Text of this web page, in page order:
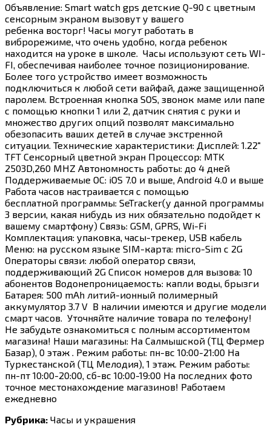
Объявление: Smart watch gps детские Q-90 с цветным
сенсорным экраном вызовут у вашего
ребенка восторг! Часы могут работать в
виброрежиме, что очень удобно, когда ребенок
находится на уроке в школе. Часы используют сеть WI-
FI, обеспечивая наиболее точное позиционирование.
Более того устройство имеет возможность
подключиться к любой сети вайфай, даже защищенной
паролем. Встроенная кнопка SOS, звонок маме или папе
с помощью кнопки 1 или 2, датчик снятия с руки и
множество других опций позволят максимально
обезопасить ваших детей в случае экстренной
ситуации. Технические характеристики: Дисплей: 1.22″
TFT Сенсорный цветной экран Процессор: MTK
2503D,260 MHZ Автономность работы: до 4 дней
Поддерживаемые ОС: iOS 7.0 и выше, Android 4.0 и выше
Работа часов настраивается с помощью
бесплатной программы: SeTracker(у данной программы
3 версии, какая нибудь из них обязательно подойдет к
вашему смартфону) Связь: GSM, GPRS, Wi-Fi
Комплектация: упаковка, часы-трекер, USB кабель
Меню: на русском языке SIМ-карта: micro-Sim с 2G
Операторы связи: любой оператор связи,
поддерживающий 2G Список номеров для вызова: 10
абонентов Водонепроницаемость: капли воды, брызги
Батарея: 500 mAh литий-ионный полимерный
аккумулятор 3.7 V В наличии имеются и другие модели
смарт часов. Уточняйте наличие товара по телефону!
Не забудьте ознакомиться с полным ассортиментом
магазина! Наши магазины: На Салмышской (ТЦ Фермер
Базар), 0 этаж . Режим работы: пн-вс 10:00-21:00 На
Туркестанской (ТЦ Мелодия), 1 этаж. Режим работы:
пн-пт 10:00-20:00, сб-вс 10:00-19:00 На последних фото
точное местонахождение магазинов! Работаем
ежедневно
Рубрика: Часы и украшения